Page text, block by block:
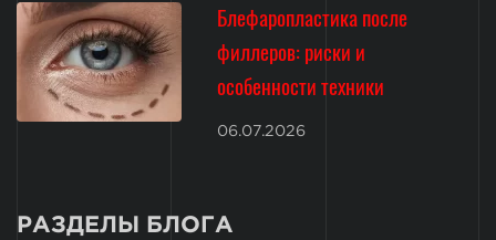
Блефаропластика после
филлеров: риски и
особенности техники
06.07.2026
РАЗДЕЛЫ БЛОГА